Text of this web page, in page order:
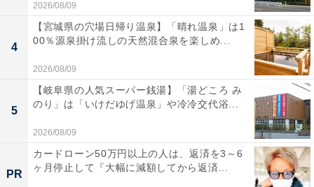
夫の年収850万円。でも「値上げで、苦しい…」 子2人、
札幌に住む4人家族のリアルな収支内訳は？
「子を持ちたいと思ってもお金が…」世帯年収620万円
夫婦、地方都市で暮らす1カ月のリアルな収支内訳
・
「年金生活になったらアルバイト予定」年収300万円の
63歳男性、1カ月のリアルな収支内訳を公開
・
2026/08/09
4
【宮城県の穴場日帰り温泉】「晴れ温泉」は1
00％源泉掛け流しの天然混合泉を楽しめ...
2026/08/09
5
【岐阜県の人気スーパー銭湯】「湯どころ み
のり」は「いけだゆげ温泉」や冷冷交代浴...
2026/08/09
PR
カードローン50万円以上の人は、返済を3～6
ヶ月停止して『大幅に減額してから返済...